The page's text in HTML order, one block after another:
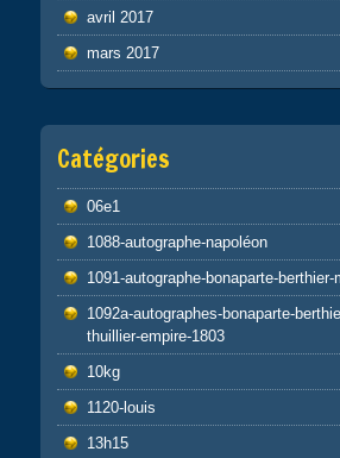
avril 2017
mars 2017
Catégories
06e1
1088-autographe-napoléon
1091-autographe-bonaparte-
1092a-autographes-bonaparte-
thuillier-empire-1803
10kg
1120-louis
13h15